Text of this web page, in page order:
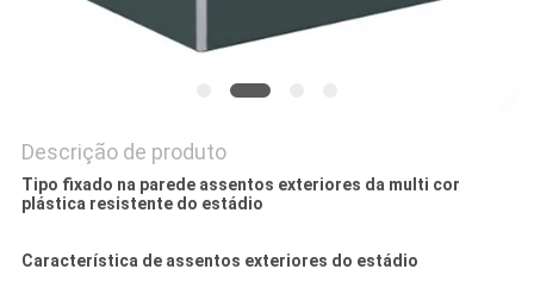
Descrição de produto
Tipo fixado na parede assentos exteriores da multi cor
plástica resistente do estádio
Característica de assentos exteriores do estádio